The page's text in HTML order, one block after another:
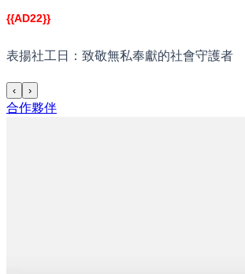
{{AD22}}
表揚社工日：致敬無私奉獻的社會守護者
‹ ›
合作夥伴